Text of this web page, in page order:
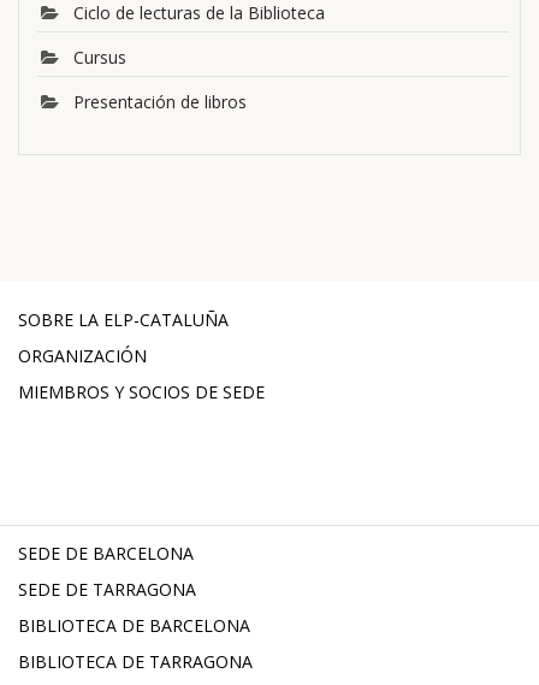
Ciclo de lecturas de la Biblioteca
Cursus
Presentación de libros
SOBRE LA ELP-CATALUÑA
ORGANIZACIÓN
MIEMBROS Y SOCIOS DE SEDE
SEDE DE BARCELONA
SEDE DE TARRAGONA
BIBLIOTECA DE BARCELONA
BIBLIOTECA DE TARRAGONA